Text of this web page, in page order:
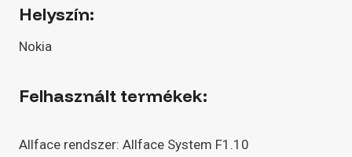
Helyszín:
Nokia
Felhasznált termékek:
Allface rendszer: Allface System F1.10